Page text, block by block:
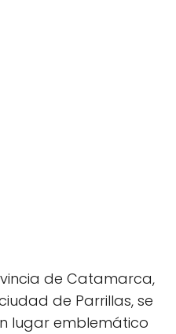
de Catamarca,
de Parrillas, se
lugar emblemático